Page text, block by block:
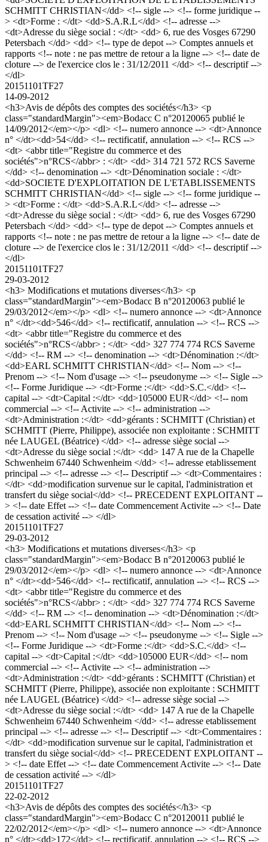
SCHMITT CHRISTIAN</dd> <!-- sigle --> <!-- forme juridique --
> <dt>Forme : </dt> <dd>S.A.R.L</dd> <!-- adresse -->
<dt>Adresse du siège social : </dt> <dd> 6, rue des Vosges 67290
Petersbach </dd> <dd> <!-- type de depot --> Comptes annuels et
rapports <!-- note : ne pas mettre de retour a la ligne --> <!-- date de
cloture --> de l'exercice clos le : 31/12/2011 </dd> <!-- descriptif -->
</dl>
20151101TF27
14-09-2012
<h3>Avis de dépôts des comptes des sociétés</h3> <p
class="standardMargin"><em>Bodacc C n°20120065 publié le
14/09/2012</em></p> <dl> <!-- numero annonce --> <dt>Annonce
n° </dt><dd>54</dd> <!-- rectificatif, annulation --> <!-- RCS -->
<dt> <abbr title="Registre du commerce et des
sociétés">n°RCS</abbr> : </dt> <dd> 314 721 572 RCS Saverne
</dd> <!-- denomination --> <dt>Dénomination sociale : </dt>
<dd>SOCIETE D'EXPLOITATION DE L'ETABLISSEMENTS
SCHMITT CHRISTIAN</dd> <!-- sigle --> <!-- forme juridique --
> <dt>Forme : </dt> <dd>S.A.R.L</dd> <!-- adresse -->
<dt>Adresse du siège social : </dt> <dd> 6, rue des Vosges 67290
Petersbach </dd> <dd> <!-- type de depot --> Comptes annuels et
rapports <!-- note : ne pas mettre de retour a la ligne --> <!-- date de
cloture --> de l'exercice clos le : 31/12/2011 </dd> <!-- descriptif -->
</dl>
20151101TF27
29-03-2012
<h3> Modifications et mutations diverses</h3> <p
class="standardMargin"><em>Bodacc B n°20120063 publié le
29/03/2012</em></p> <dl> <!-- numero annonce --> <dt>Annonce
n° </dt><dd>546</dd> <!-- rectificatif, annulation --> <!-- RCS -->
<dt> <abbr title="Registre du commerce et des
sociétés">n°RCS</abbr> : </dt> <dd> 327 774 774 RCS Saverne
</dd> <!-- RM --> <!-- denomination --> <dt>Dénomination :</dt>
<dd>EARL SCHMITT CHRISTIAN</dd> <!-- Nom --> <!--
Prenom --> <!-- Nom d'usage --> <!-- pseudonyme --> <!-- Sigle -->
<!-- Forme Juridique --> <dt>Forme :</dt> <dd>S.C.</dd> <!--
capital --> <dt>Capital :</dt> <dd>105000 EUR</dd> <!-- nom
commercial --> <!-- Activite --> <!-- administration -->
<dt>Administration :</dt> <dd>gérants : SCHMITT (Christian) et
SCHMITT (Pierre, Philippe), associée non exploitante : SCHMITT
née LAUGEL (Béatrice) </dd> <!-- adresse siège social -->
<dt>Adresse du siège social :</dt> <dd> 147 A rue de la Chapelle
Schwenheim 67440 Schwenheim </dd> <!-- adresse etablissement
principal --> <!-- adresse --> <!-- Descriptif --> <dt>Commentaires :
</dt> <dd>modification survenue sur le capital, l'administration et
transfert du siège social</dd> <!-- PRECEDENT EXPLOITANT --
> <!-- date Effet --> <!-- date Commencement Activite --> <!-- Date
de cessation activité --> </dl>
20151101TF27
29-03-2012
<h3> Modifications et mutations diverses</h3> <p
class="standardMargin"><em>Bodacc B n°20120063 publié le
29/03/2012</em></p> <dl> <!-- numero annonce --> <dt>Annonce
n° </dt><dd>546</dd> <!-- rectificatif, annulation --> <!-- RCS -->
<dt> <abbr title="Registre du commerce et des
sociétés">n°RCS</abbr> : </dt> <dd> 327 774 774 RCS Saverne
</dd> <!-- RM --> <!-- denomination --> <dt>Dénomination :</dt>
<dd>EARL SCHMITT CHRISTIAN</dd> <!-- Nom --> <!--
Prenom --> <!-- Nom d'usage --> <!-- pseudonyme --> <!-- Sigle -->
<!-- Forme Juridique --> <dt>Forme :</dt> <dd>S.C.</dd> <!--
capital --> <dt>Capital :</dt> <dd>105000 EUR</dd> <!-- nom
commercial --> <!-- Activite --> <!-- administration -->
<dt>Administration :</dt> <dd>gérants : SCHMITT (Christian) et
SCHMITT (Pierre, Philippe), associée non exploitante : SCHMITT
née LAUGEL (Béatrice) </dd> <!-- adresse siège social -->
<dt>Adresse du siège social :</dt> <dd> 147 A rue de la Chapelle
Schwenheim 67440 Schwenheim </dd> <!-- adresse etablissement
principal --> <!-- adresse --> <!-- Descriptif --> <dt>Commentaires :
</dt> <dd>modification survenue sur le capital, l'administration et
transfert du siège social</dd> <!-- PRECEDENT EXPLOITANT --
> <!-- date Effet --> <!-- date Commencement Activite --> <!-- Date
de cessation activité --> </dl>
20151101TF27
22-02-2012
<h3>Avis de dépôts des comptes des sociétés</h3> <p
class="standardMargin"><em>Bodacc C n°20120011 publié le
22/02/2012</em></p> <dl> <!-- numero annonce --> <dt>Annonce
n° </dt><dd>172</dd> <!-- rectificatif, annulation --> <!-- RCS -->